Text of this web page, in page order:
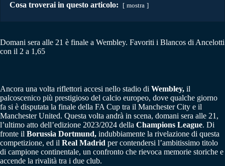
Cosa troverai in questo articolo: mostra
Domani sera alle 21 è finale a Wembley. Favoriti i Blancos di Ancelotti
con il 2 a 1,65
Ancora una volta riflettori accesi nello stadio di Wembley, il
palcoscenico più prestigioso del calcio europeo, dove qualche giorno
fa si è disputata la finale della FA Cup tra il Manchester City e il
Manchester United. Questa volta andrà in scena, domani sera alle 21,
l’ultimo atto dell’edizione 2023/2024 della Champions League. Di
fronte il Borussia Dortmund, indubbiamente la rivelazione di questa
competizione, ed il Real Madrid per contendersi l’ambitissimo titolo
di campione continentale, un confronto che rievoca memorie storiche e
accende la rivalità tra i due club.